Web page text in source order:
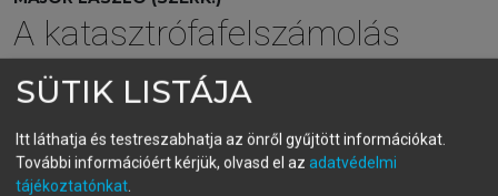
A katasztrófafelszámolás
egészségügyi alapjai
menu_book OLVASÁS
SÜTIK LISTÁJA
Itt láthatja és testreszabhatja az önről gyűjtött információkat.
További információért kérjük, olvasd el az adatvédelmi
tájékoztatónkat.